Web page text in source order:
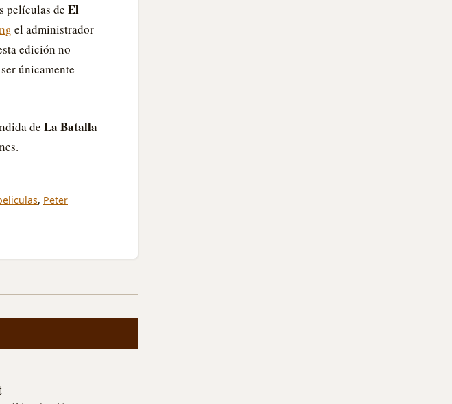
películas de El
el administrador
edición no
únicamente
de La Batalla
, Peter